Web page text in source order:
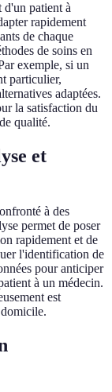
d'un patient à
rapidement
de chaque
de soins en
exemple, si un
particulier,
adaptées.
la satisfaction du
qualité.
et
à des
permet de poser
rapidement et de
l'identification de
pour anticiper
à un médecin.
est